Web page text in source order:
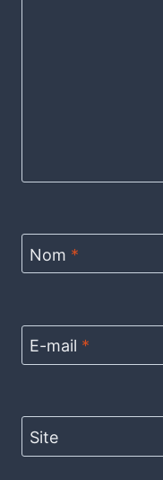
Nom *
E-mail *
Site